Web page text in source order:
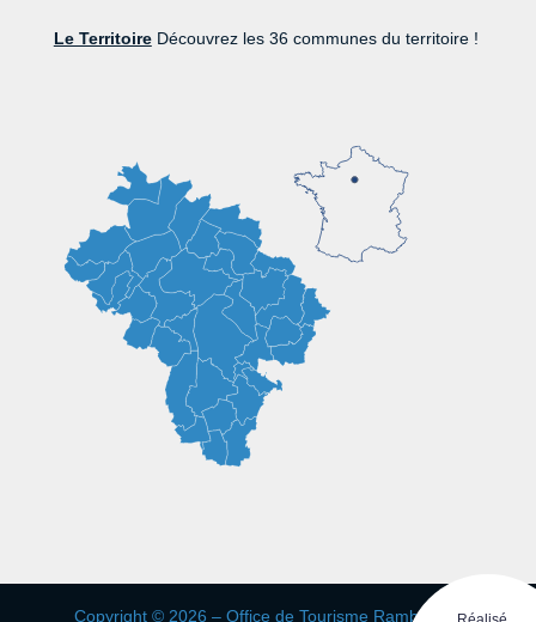
Le TerritoireDécouvrez les 36 communes du territoire !
Copyright © 2026 – Office de Tourisme Rambouillet